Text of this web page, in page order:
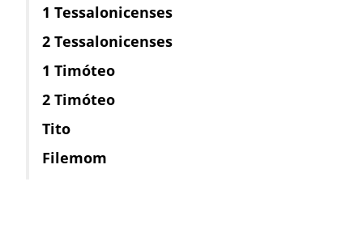
1 Tessalonicenses
2 Tessalonicenses
1 Timóteo
2 Timóteo
Tito
Filemom